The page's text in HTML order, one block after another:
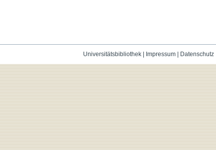
Universitätsbibliothek| Impressum| Datenschutz